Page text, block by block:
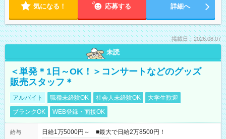
気になる！ 応募する 詳細へ
掲載日：2026.08.07
未読
＜単発＊1日～OK！＞コンサートなどのグッズ
販売スタッフ＊
アルバイト 職種未経験OK 社会人未経験OK
大学生歓迎
ブランクOK
WEB登録・面接OK
給与
日給1万5000円～ ■最大で日給2万8500円！